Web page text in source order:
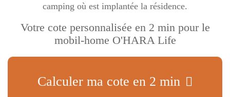
camping où est implantée la résidence.
Votre cote personnalisée en 2 min pour le
mobil-home O'HARA Life
Calculer ma cote en 2 min